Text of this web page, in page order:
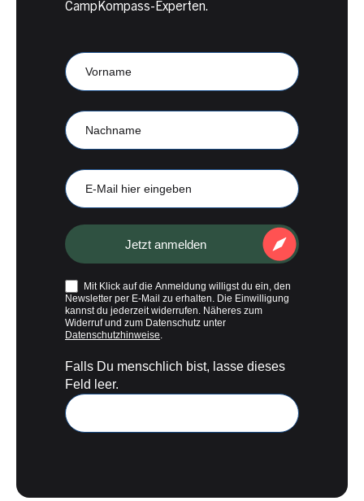
CampKompass-Experten.
CampKompass
Vorname
Nachname
Mail
Jetzt anmelden
Mit Klick auf die Anmeldung willigst du ein, den
Newsletter per E-Mail zu erhalten. Die Einwilligung
kannst du jederzeit widerrufen. Näheres zum
Widerruf und zum Datenschutz unter
Datenschutzhinweise.
Falls Du menschlich bist, lasse dieses
Feld leer.